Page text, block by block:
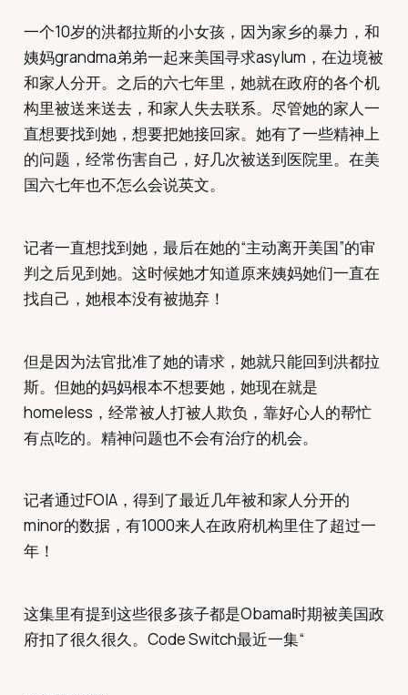
一个10岁的洪都拉斯的小女孩，因为家乡的暴力，和
姨妈grandma弟弟一起来美国寻求asylum，在边境被
和家人分开。之后的六七年里，她就在政府的各个机
构里被送来送去，和家人失去联系。尽管她的家人一
直想要找到她，想要把她接回家。她有了一些精神上
的问题，经常伤害自己，好几次被送到医院里。在美
国六七年也不怎么会说英文。
记者一直想找到她，最后在她的“主动离开美国”的审
判之后见到她。这时候她才知道原来姨妈她们一直在
找自己，她根本没有被抛弃！
但是因为法官批准了她的请求，她就只能回到洪都拉
斯。但她的妈妈根本不想要她，她现在就是
homeless，经常被人打被人欺负，靠好心人的帮忙
有点吃的。精神问题也不会有治疗的机会。
记者通过FOIA，得到了最近几年被和家人分开的
minor的数据，有1000来人在政府机构里住了超过一
年！
这集里有提到这些很多孩子都是Obama时期被美国政
府扣了很久很久。Code Switch最近一集“